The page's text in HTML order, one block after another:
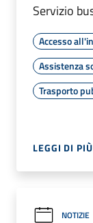
Servizio
Accesso
Assistenza
Trasporto
LEGGI DI PIÙ
NOTIZIE